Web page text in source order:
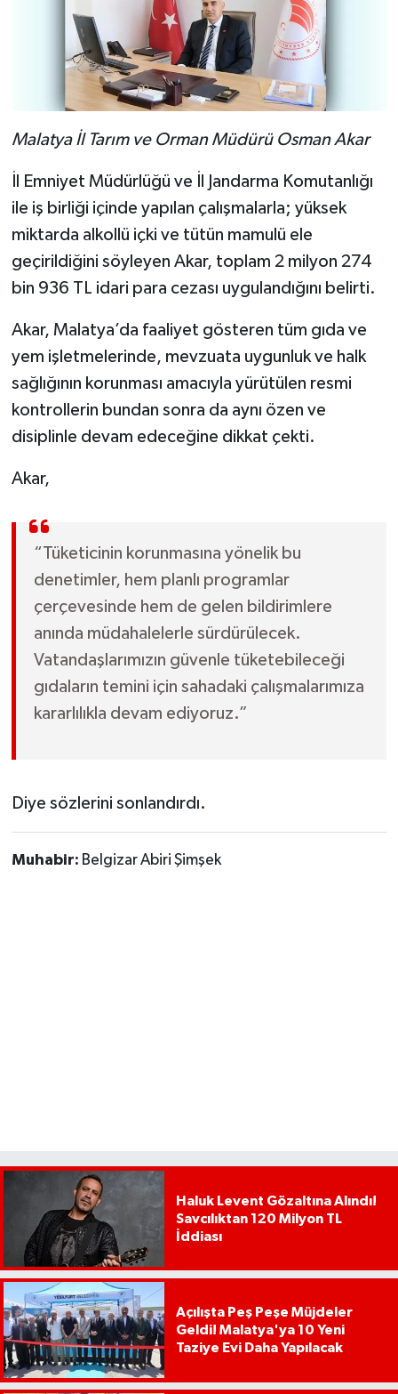
Malatya İl Tarım ve Orman Müdürü Osman Akar
İl Emniyet Müdürlüğü ve İl Jandarma Komutanlığı
ile iş birliği içinde yapılan çalışmalarla; yüksek
miktarda alkollü içki ve tütün mamulü ele
geçirildiğini söyleyen Akar, toplam 2 milyon 274
bin 936 TL idari para cezası uygulandığını belirti.
Akar, Malatya’da faaliyet gösteren tüm gıda ve
yem işletmelerinde, mevzuata uygunluk ve halk
sağlığının korunması amacıyla yürütülen resmi
kontrollerin bundan sonra da aynı özen ve
disiplinle devam edeceğine dikkat çekti.
Akar,
“Tüketicinin korunmasına yönelik bu
denetimler, hem planlı programlar
çerçevesinde hem de gelen bildirimlere
anında müdahalelerle sürdürülecek.
Vatandaşlarımızın güvenle tüketebileceği
gıdaların temini için sahadaki çalışmalarımıza
kararlılıkla devam ediyoruz.”
Diye sözlerini sonlandırdı.
Muhabir: Belgizar Abiri Şimşek
Haluk Levent Gözaltına Alındı!
Savcılıktan 120 Milyon TL
İddiası
Açılışta Peş Peşe Müjdeler
Geldi! Malatya'ya 10 Yeni
Taziye Evi Daha Yapılacak